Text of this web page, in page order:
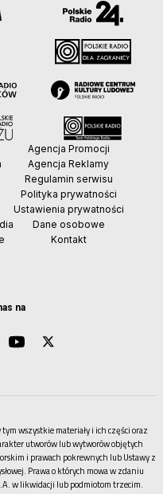
na
Agencja Promocji
Agencja Reklamy
Regulamin serwisu
Polityka prywatności
Ustawienia prywatności
Dane osobowe
Kontakt
wszystkie materiały i ich części oraz
utworów lub wytworów objętych
i prawach pokrewnych lub Ustawy z
Prawa o których mowa w zdaniu
w likwidacji lub podmiotom trzecim.